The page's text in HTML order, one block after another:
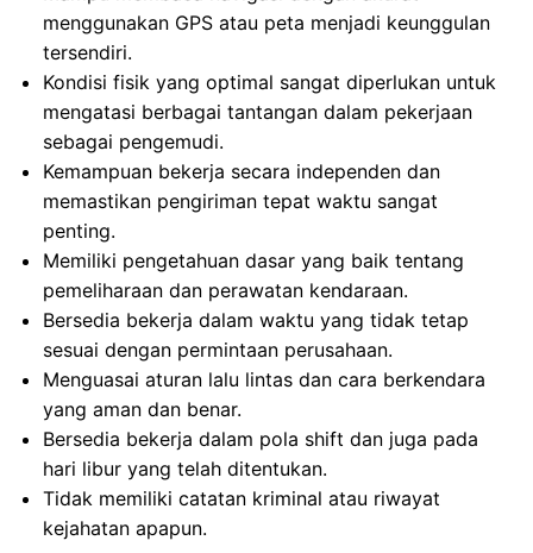
menggunakan GPS atau peta menjadi keunggulan
tersendiri.
Kondisi fisik yang optimal sangat diperlukan untuk
mengatasi berbagai tantangan dalam pekerjaan
sebagai pengemudi.
Kemampuan bekerja secara independen dan
memastikan pengiriman tepat waktu sangat
penting.
Memiliki pengetahuan dasar yang baik tentang
pemeliharaan dan perawatan kendaraan.
Bersedia bekerja dalam waktu yang tidak tetap
sesuai dengan permintaan perusahaan.
Menguasai aturan lalu lintas dan cara berkendara
yang aman dan benar.
Bersedia bekerja dalam pola shift dan juga pada
hari libur yang telah ditentukan.
Tidak memiliki catatan kriminal atau riwayat
kejahatan apapun.